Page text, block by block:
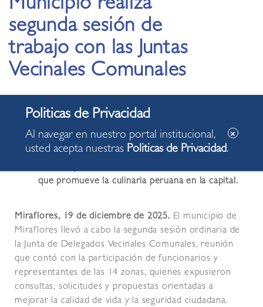
Municipio realiza
segunda sesión de
trabajo con las Juntas
Vecinales Comunales
19.12.2025
Cifra evidencia la fuerte atracción que tienen los
extranjeros hacia la oferta gastronómica del
que promueve la culinaria peruana en la capital.
Miraflores, 19 de diciembre de 2025. El municipio de
Miraflores llevó a cabo la segunda sesión ordinaria de
la Junta de Delegados Vecinales Comunales, reunión
que contó con la participación de funcionarios y
representantes de las 14 zonas, quienes expusieron
consultas, solicitudes y propuestas orientadas a
mejorar la calidad de vida y la seguridad ciudadana.
Al navegar en nuestro portal institucional,
usted acepta nuestras Politicas de Privacidad.